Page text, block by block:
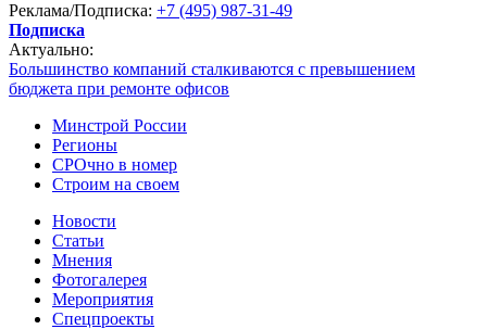
Реклама/Подписка: +7 (495) 987-31-49
Подписка
Актуально:
Большинство компаний сталкиваются с превышением
бюджета при ремонте офисов
Минстрой России
Регионы
СРОчно в номер
Строим на своем
Новости
Статьи
Мнения
Фотогалерея
Мероприятия
Спецпроекты